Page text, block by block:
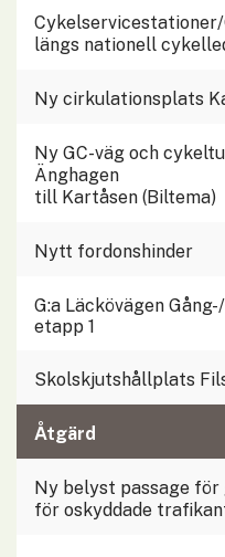
längs nationell
Ny cirkulationsplats
Ny GC-väg och
Änghagen
till Kartåsen (Biltema)
Nytt fordonshinder
G:a Läckövägen
etapp 1
Skolskjutshållplats
Åtgärd
Ny belyst passage
för oskyddade